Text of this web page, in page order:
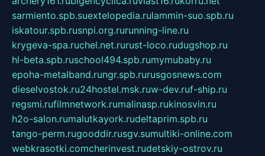
sarmiento.spb.suextelopedia.rulammin-suo.spb.ru
iskatour.spb.rusnpi.org.rurunning-line.ru
krygeva-spa.ruchel.net.rurust-loco.rudugshop.ru
hl-beta.spb.ruschool494.spb.rumymubaby.ru
epoha-metalband.rungr.spb.rurusgosnews.com
dieselvostok.ru24hostel.msk.ruw-dev.ruf-ship.ru
regsmi.rufilmnetwork.rumalinasp.rukinosvin.ru
h2o-salon.rumalutkayork.rudeltaprim.spb.ru
tango-perm.rugooddir.rusgv.sumultiki-online.com
webkrasotki.comcherinvest.rudetskiy-ostrov.ru